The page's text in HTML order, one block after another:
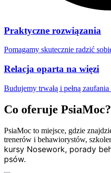
Praktyczne rozwiązania
Pomagamy skutecznie radzić
Relacja oparta na więzi
Budujemy trwałą i pełną
Co oferuje PsiaMoc?
PsiaMoc to miejsce, gdzie
trenerów i behawiorystów,
kursy Nosework, porady
psów.